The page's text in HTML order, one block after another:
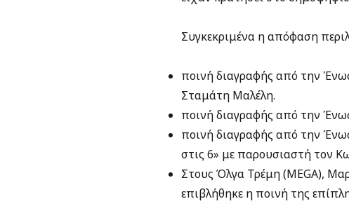
Συγκεκριμένα η απόφαση
ποινή διαγραφής από την
Σταμάτη Μαλέλη.
ποινή διαγραφής από την
ποινή διαγραφής από την
στις 6» με παρουσιαστή τον
Στους Όλγα Τρέμη (MEGA),
επιβλήθηκε η ποινή της